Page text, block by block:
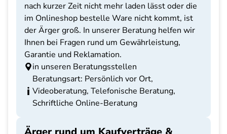
nach kurzer Zeit nicht mehr laden lässt oder die
im Onlineshop bestelle Ware nicht kommt, ist
der Ärger groß. In unserer Beratung helfen wir
Ihnen bei Fragen rund um Gewährleistung,
Garantie und Reklamation.
in unseren Beratungsstellen
Beratungsart: Persönlich vor Ort,
Videoberatung, Telefonische Beratung,
Schriftliche Online-Beratung